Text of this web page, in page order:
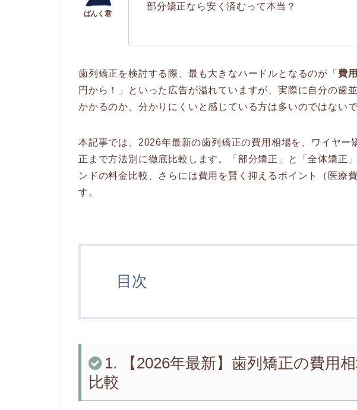
部分矯正なら安く済むって本当？
歯列矯正を検討する際、最も大きなハードルとなるのが「 費用
円から！」といった広告が溢れていますが、実際に自分の歯
かかるのか、分かりにくいと感じている方は多いのではないで
本記事では、2026年最新の歯列矯正の費用相場を、ワイヤー
正まで方法別に徹底比較します。「部分矯正」と「全体矯正
ンドの料金比較、さらには費用を賢く抑えるポイント（医療
す。
目次
1. 【2026年最新】歯列矯正の費用
比較